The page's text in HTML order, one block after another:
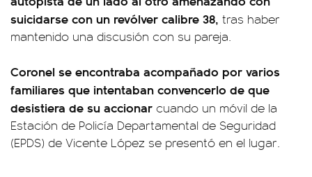
suicidarse con un revólver calibre 38, tras haber
mantenido una discusión con su pareja.
Coronel se encontraba acompañado por varios
familiares que intentaban convencerlo de que
desistiera de su accionar cuando un móvil de la
Estación de Policía Departamental de Seguridad
(EPDS) de Vicente López se presentó en el lugar.